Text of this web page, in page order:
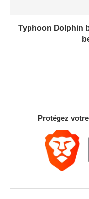
Typhoon Dolphin
Protégez